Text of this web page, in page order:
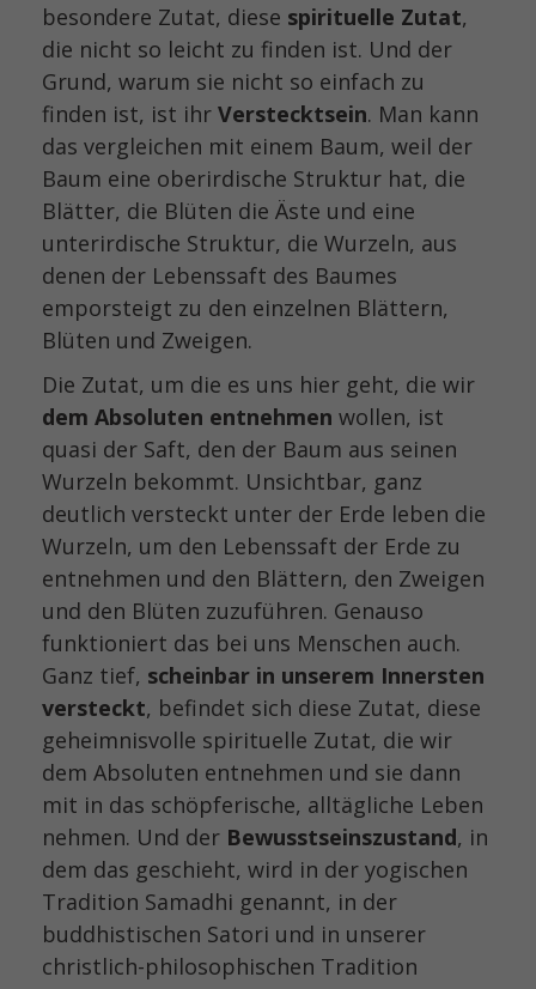
besondere Zutat, diese spirituelle Zutat,
die nicht so leicht zu finden ist. Und der
Grund, warum sie nicht so einfach zu
finden ist, ist ihr Verstecktsein. Man kann
das vergleichen mit einem Baum, weil der
Baum eine oberirdische Struktur hat, die
Blätter, die Blüten die Äste und eine
unterirdische Struktur, die Wurzeln, aus
denen der Lebenssaft des Baumes
emporsteigt zu den einzelnen Blättern,
Blüten und Zweigen.
Die Zutat, um die es uns hier geht, die wir
dem Absoluten entnehmen wollen, ist
quasi der Saft, den der Baum aus seinen
Wurzeln bekommt. Unsichtbar, ganz
deutlich versteckt unter der Erde leben die
Wurzeln, um den Lebenssaft der Erde zu
entnehmen und den Blättern, den Zweigen
und den Blüten zuzuführen. Genauso
funktioniert das bei uns Menschen auch.
Ganz tief, scheinbar in unserem Innersten
versteckt, befindet sich diese Zutat, diese
geheimnisvolle spirituelle Zutat, die wir
dem Absoluten entnehmen und sie dann
mit in das schöpferische, alltägliche Leben
nehmen. Und der Bewusstseinszustand, in
dem das geschieht, wird in der yogischen
Tradition Samadhi genannt, in der
buddhistischen Satori und in unserer
christlich-philosophischen Tradition